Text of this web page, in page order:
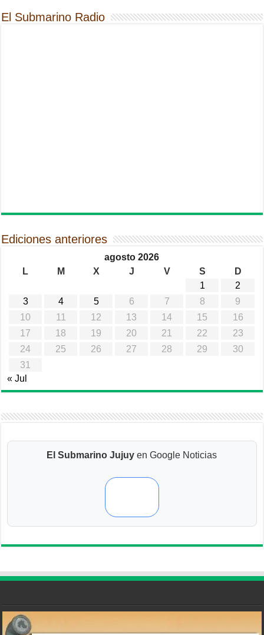
El Submarino Radio
Ediciones anteriores
agosto 2026
L
M X J V S
D
1
2
3
4 5 6 7 8
9
10
11 12 13 14 15
16
17
18 19 20 21 22
23
24
25 26 27 28 29
30
31
« Jul
El Submarino Jujuy en Google Noticias